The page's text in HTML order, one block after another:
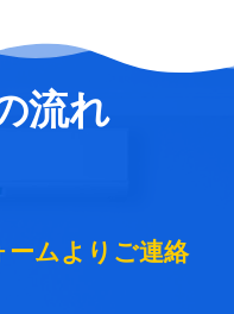
流れ
ームよりご連絡